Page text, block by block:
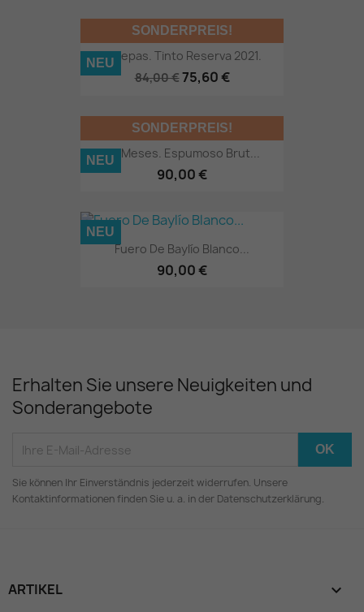
9 Cepas. Tinto Reserva 2021.
84,00 €75,60 €
SONDERPREIS!
NEU
30 Meses. Espumoso Brut...
90,00 €
SONDERPREIS!
NEU
Fuero De Baylío Blanco...
90,00 €
NEU
Erhalten Sie unsere Neuigkeiten und
Sonderangebote
Sie können Ihr Einverständnis jederzeit widerrufen. Unsere
Kontaktinformationen finden Sie u. a. in der Datenschutzerklärung.
ARTIKEL 